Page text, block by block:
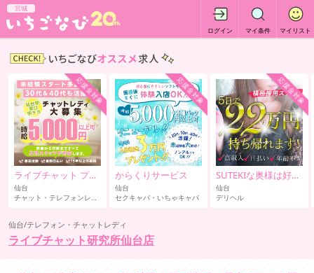
宮城
ログイン マイ条件 マイリスト
応援金対象
ライブチャット プルメリア
仙台
チャット・テレフォンレディ
応援金対象
からくりサービス
仙台
セクキャバ・いちゃキャバ
応援金対象
SUTEKIな奥様は好きで
仙台
デリヘル
仙台/テレフォン・チャットレディ
ライブチャット研究所仙台店